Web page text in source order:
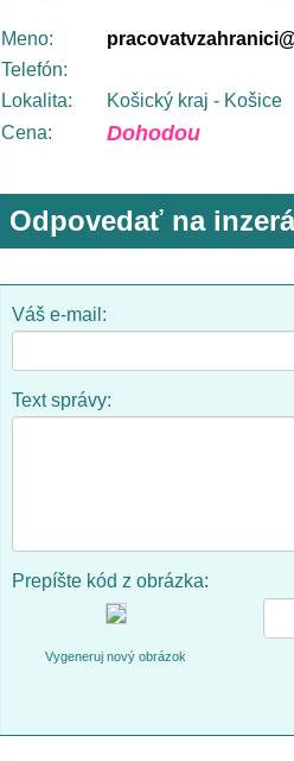
Meno:
Telefón:
Lokalita:
Košický kraj - Košice
Cena:
Dohodou
Odpovedať na
Váš e-mail:
Text správy:
Prepíšte kód z obrázka:
Vygeneruj nový obrázok